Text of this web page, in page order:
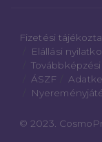
Fizetési
Elállási
ÁSZF
© 2023.